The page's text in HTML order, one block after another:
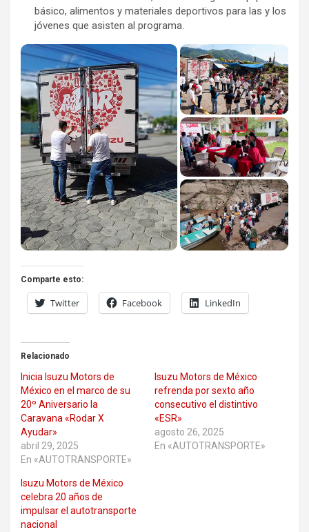
básico, alimentos y materiales deportivos para las y los
jóvenes que asisten al programa.
Comparte esto:
Twitter Facebook LinkedIn
Relacionado
Inicia Isuzu Motors de
México en el marco de su
20º Aniversario la
Caravana «Rodar X
Ayudar»
abril 29, 2025
En «AUTOTRANSPORTE»
Isuzu Motors de México
refrenda por sexto año
consecutivo el distintivo
«ESR»
agosto 26, 2025
En «AUTOTRANSPORTE»
Isuzu Motors de México
celebra 20 años de
impulsar el autotransporte
nacional